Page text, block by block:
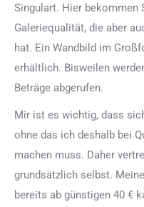
Singulart. Hier bekommen
Galeriequalität, die aber
hat. Ein Wandbild im
erhältlich. Bisweilen
Beträge abgerufen.
Mir ist es wichtig, dass
ohne das ich deshalb bei
machen muss. Daher
grundsätzlich selbst.
bereits ab günstigen 40 €